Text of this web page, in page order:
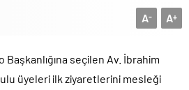
A+
A-
seçilen Av. İbrahim
üyeleri ilk ziyaretlerini mesleği